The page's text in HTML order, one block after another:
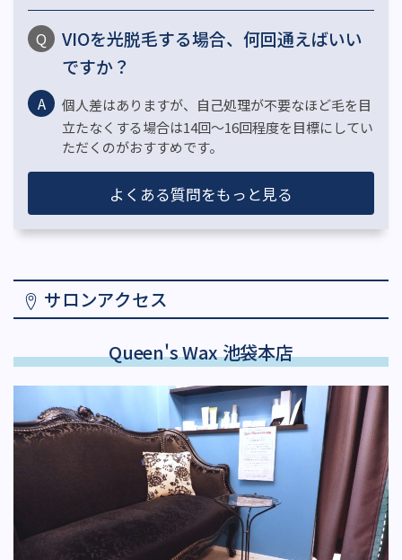
VIOを光脱毛する場合、何回通えばいい
ですか？
個人差はありますが、自己処理が不要なほど毛を目
立たなくする場合は14回～16回程度を目標にしてい
ただくのがおすすめです。
よくある質問をもっと見る
サロンアクセス
Queen's Wax 池袋本店